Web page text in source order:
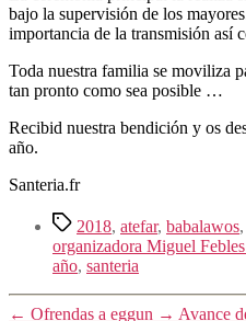
bajo la supervisión de los
importancia de la transmisión así
Toda nuestra familia se moviliza
tan pronto como sea posible …
Recibid nuestra bendición y os
año.
Santeria.fr
Etiquetas
2018, atefar, babalawos,
organizadora Miguel
año, santeria
← Ofrendas a eggun → Avance